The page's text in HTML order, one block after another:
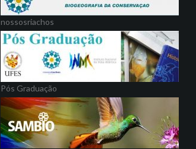
nossosriachos
Pós Graduação